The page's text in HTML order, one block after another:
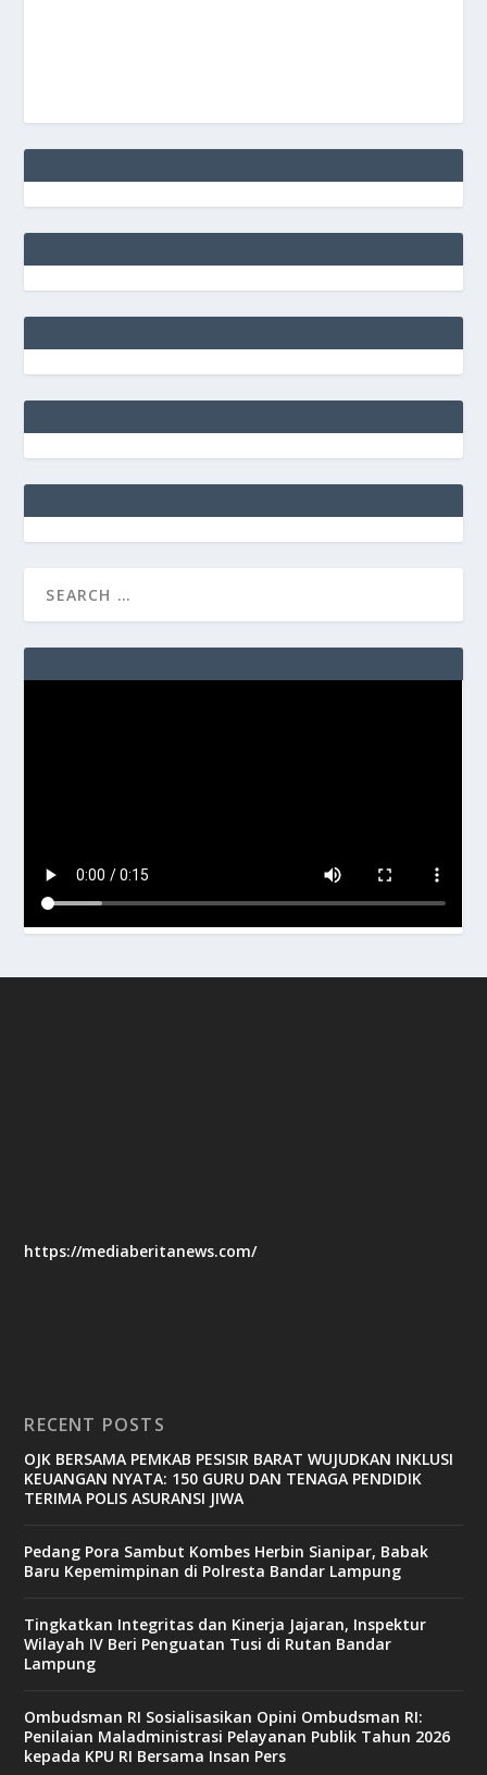
https://mediaberitanews.com/
RECENT POSTS
OJK BERSAMA PEMKAB PESISIR BARAT WUJUDKAN INKLUSI
KEUANGAN NYATA: 150 GURU DAN TENAGA PENDIDIK
TERIMA POLIS ASURANSI JIWA
Pedang Pora Sambut Kombes Herbin Sianipar, Babak
Baru Kepemimpinan di Polresta Bandar Lampung
Tingkatkan Integritas dan Kinerja Jajaran, Inspektur
Wilayah IV Beri Penguatan Tusi di Rutan Bandar
Lampung
Ombudsman RI Sosialisasikan Opini Ombudsman RI:
Penilaian Maladministrasi Pelayanan Publik Tahun 2026
kepada KPU RI Bersama Insan Pers